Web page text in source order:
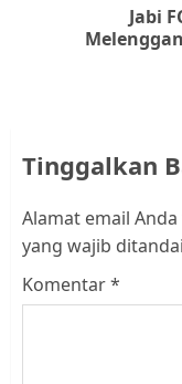
Jabi
Tinggalkan
Alamat email
yang wajib ditandai
Komentar*